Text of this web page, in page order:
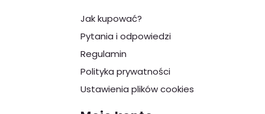
Jak kupować?
Pytania i odpowiedzi
Regulamin
Polityka prywatności
Ustawienia plików cookies